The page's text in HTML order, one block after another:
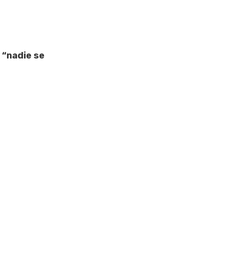
“nadie se